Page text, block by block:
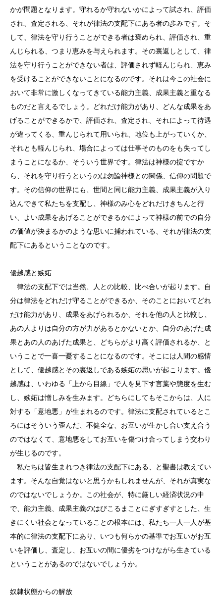
かが問題となります。守れるか守れないかによって試され、評価
され、査定される、それが律法の支配下にある者の歩みです。そ
して、律法を守り行うことができる者は褒められ、評価され、重
んじられる、つまり恵みを与えられます。その裏返しとして、律
法を守り行うことができない者は、評価されず軽んじられ、恵み
を受けることができないことになるのです。それは今この社会に
おいて非常に激しくなってきている能力主義、成果主義と重なる
ものだと言えるでしょう。どれだけ能力があり、どんな成果をあ
げることができるかで、評価され、査定され、それによって待遇
が違ってくる、重んじられて用いられ、地位も上がっていくか、
それとも軽んじられ、場合によっては仕事そのものをも失ってし
まうことになるか、そういう世界です。律法は神様の掟ですか
ら、それを守り行うというのは勿論神様との関係、信仰の問題で
す。その信仰の世界にも、世間と同じ能力主義、成果主義が入り
込んできて私たちを支配し、神様のみ心をどれだけきちんと行
い、よい成果をあげることができるかによって神様の前での自分
の価値が決まるかのような思いに捕われている、それが律法の支
配下にあるということなのです。
優越感と嫉妬
律法の支配下では当然、人との比較、比べ合いが起ります。自
分は律法をどれだけ守ることができるか、そのことにおいてどれ
だけ能力があり、成果をあげられるか、それを他の人と比較し、
あの人よりは自分の方が力があるとかないとか、自分のあげた成
果とあの人のあげた成果と、どちらがより高く評価されるか、と
いうことで一喜一憂することになるのです。そこには人間の感情
として、優越感とその裏返しである嫉妬の思いが起こります。優
越感は、いわゆる「上から目線」で人を見下す言葉や態度を生む
し、嫉妬は憎しみを生みます。どちらにしてもそこからは、人に
対する「意地悪」が生まれるのです。律法に支配されているとこ
ろにはそういう歪んだ、不健全な、お互いが生かし合い支え合う
のではなくて、意地悪をしてお互いを傷つけ合ってしまう交わり
が生じるのです。
私たちは皆生まれつき律法の支配下にある、と聖書は教えてい
ます。そんな自覚はないと思うかもしれませんが、それが真実な
のではないでしょうか。この社会が、特に厳しい経済状況の中
で、能力主義、成果主義のはびこるまことにぎすぎすとした、生
きにくい社会となっていることの根本には、私たち一人一人が基
本的に律法の支配下にあり、いつも何らかの基準でお互いがお互
いを評価し、査定し、お互いの間に優劣をつけながら生きている
ということがあるのではないでしょうか。
奴隷状態からの解放